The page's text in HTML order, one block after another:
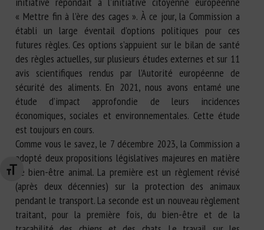
Changer la taille de la police
« Mettre fin à l’ère des cages ». À ce jour, la Commission a
établi un large éventail d’options politiques pour ces
futures règles. Ces options s’appuient sur le bilan de santé
des règles actuelles, sur plusieurs études externes et sur 11
avis scientifiques rendus par l’Autorité européenne de
sécurité des aliments. En 2021, nous avons entamé une
étude d’impact approfondie de leurs incidences
économiques, sociales et environnementales. Cette étude
est toujours en cours.
Comme vous le savez, le 7 décembre 2023, la Commission a
adopté deux propositions législatives majeures en matière
de bien-être animal. La première est un règlement révisé
(après deux décennies) sur la protection des animaux
pendant le transport. La seconde est un nouveau règlement
traitant, pour la première fois, du bien-être et de la